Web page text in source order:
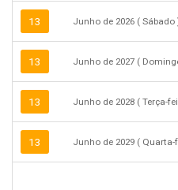
13 Junho de 2026 ( Sábado
13 Junho de 2027 (
13 Junho de 2028 ( Terça-
13 Junho de 2029 ( Quarta-